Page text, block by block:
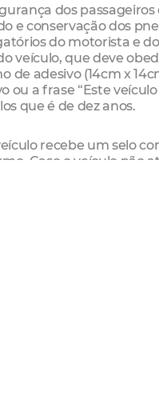
dos
e conservação dos
do motorista e
veículo, que deve
de adesivo (14cm x
ou a frase “Este
que é de dez anos.
recebe um selo
Caso o veículo não